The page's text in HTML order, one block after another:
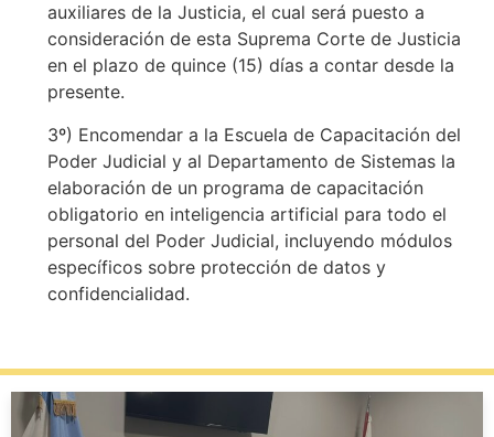
auxiliares de la Justicia, el cual será puesto a
consideración de esta Suprema Corte de Justicia
en el plazo de quince (15) días a contar desde la
presente.
3º) Encomendar a la Escuela de Capacitación del
Poder Judicial y al Departamento de Sistemas la
elaboración de un programa de capacitación
obligatorio en inteligencia artificial para todo el
personal del Poder Judicial, incluyendo módulos
específicos sobre protección de datos y
confidencialidad.